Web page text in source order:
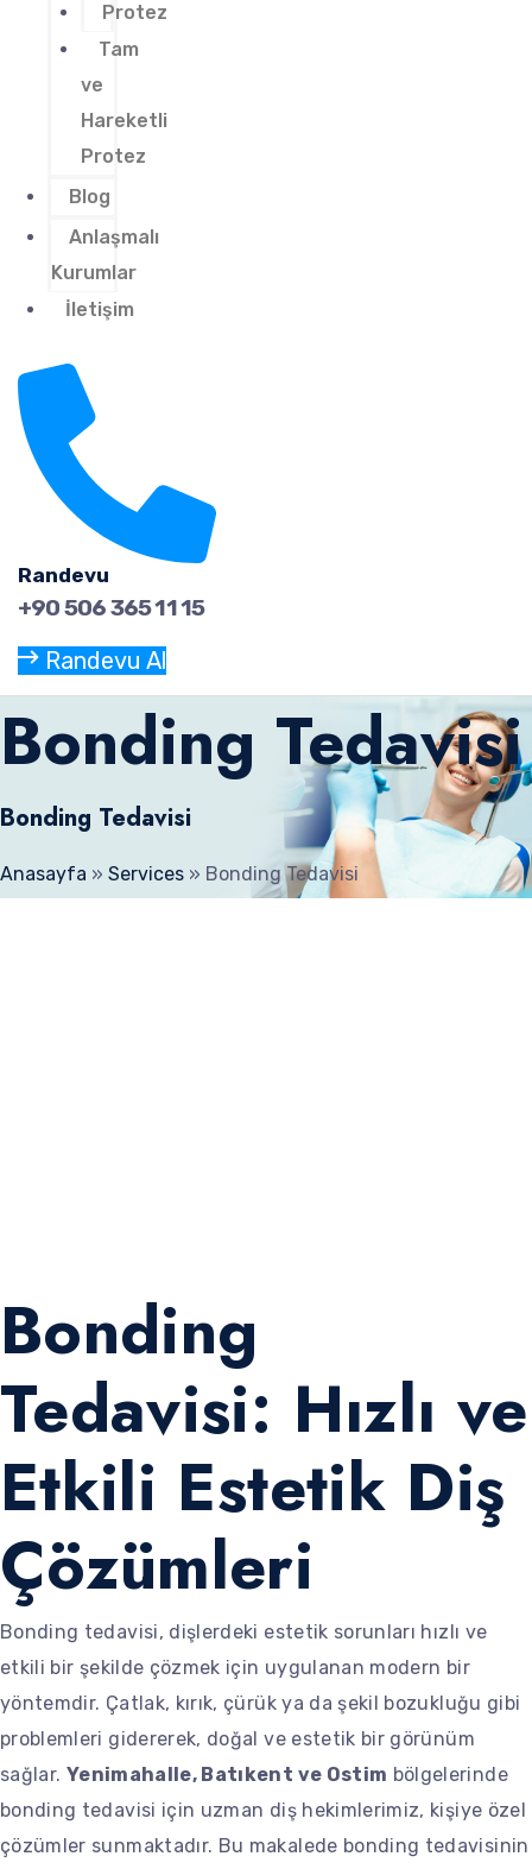
Protez
Tam
ve
Hareketli
Protez
Blog
Anlaşmalı
Kurumlar
İletişim
Randevu
+90 506 365 11 15
Randevu Al
Bonding Tedavisi
Bonding Tedavisi
Anasayfa » Services » Bonding Tedavisi
Bonding
Tedavisi: Hızlı ve
Etkili Estetik Diş
Çözümleri
Bonding tedavisi, dişlerdeki estetik sorunları hızlı ve
etkili bir şekilde çözmek için uygulanan modern bir
yöntemdir. Çatlak, kırık, çürük ya da şekil bozukluğu gibi
problemleri gidererek, doğal ve estetik bir görünüm
sağlar. Yenimahalle, Batıkent ve Ostim bölgelerinde
bonding tedavisi için uzman diş hekimlerimiz, kişiye özel
çözümler sunmaktadır. Bu makalede bonding tedavisinin